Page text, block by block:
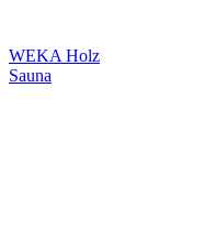
WEKA Holz
Sauna